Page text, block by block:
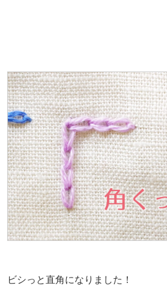
ビシっと直角になりました！